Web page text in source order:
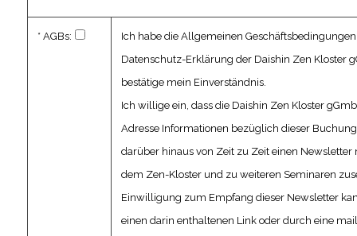
* AGBs: Ich habe die Allgemeinen Geschäftsbedingungen
Datenschutz-Erklärung der Daishin Zen Kloster
bestätige mein Einverständnis.
Ich willige ein, dass die Daishin Zen Kloster
Adresse Informationen bezüglich dieser
darüber hinaus von Zeit zu Zeit einen Newsletter
dem Zen-Kloster und zu weiteren Seminaren
Einwilligung zum Empfang dieser Newsletter
einen darin enthaltenen Link oder durch eine